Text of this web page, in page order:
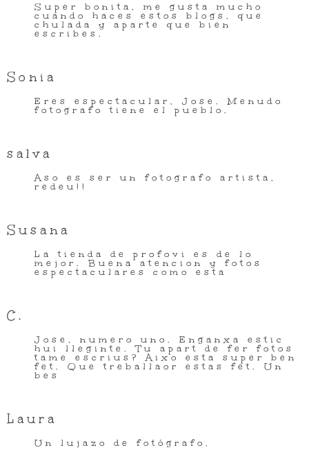
Super bonita, me gusta mucho
cuando haces estos blogs, que
chulada y aparte que bien
escribes.
Sonia
Eres espectacular, Jose. Menudo
fotografo tiene el pueblo.
salva
Aso es ser un fotografo artista,
redeu!!
Susana
La tienda de profovi es de lo
mejor. Buena atencion y fotos
espectaculares como esta
C.
Jose, numero uno. Enganxa estic
hui lleginte. Tu apart de fer fotos
tame escrius? Aixo esta super ben
fet. Que treballaor estas fet. Un
bes
Laura
Un lujazo de fotógrafo.